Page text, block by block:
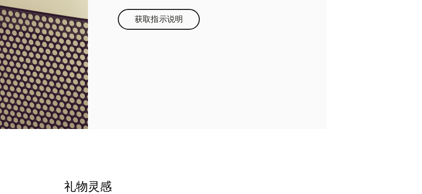
获取指示说明Link Opens in New Tab
礼物灵感